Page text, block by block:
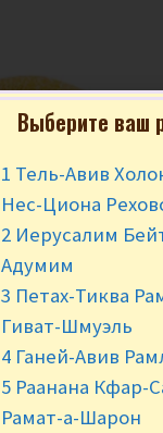
Выберите ваш
1 Тель-Авив
Нес-Циона
2 Иерусалим
Адумим
3 Петах-Тиква
Гиват-Шмуэль
4 Ганей-Авив
5 Раанана Кфар-
Рамат-а-Шарон